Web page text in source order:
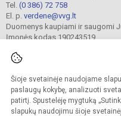
Šioje svetainėje naudojame
paslaugų kokybę, analizuoti
patirtį. Spustelėję mygtuką
slapukų naudojimu šioje
Tel. (0 386) 72 758
El. p. verdene@vvg.lt
Duomenys kaupiami ir saugomi
Įmonės kodas 190243519
© 2022. Visagino
Kopijuoti turinį be raštiško
Versija